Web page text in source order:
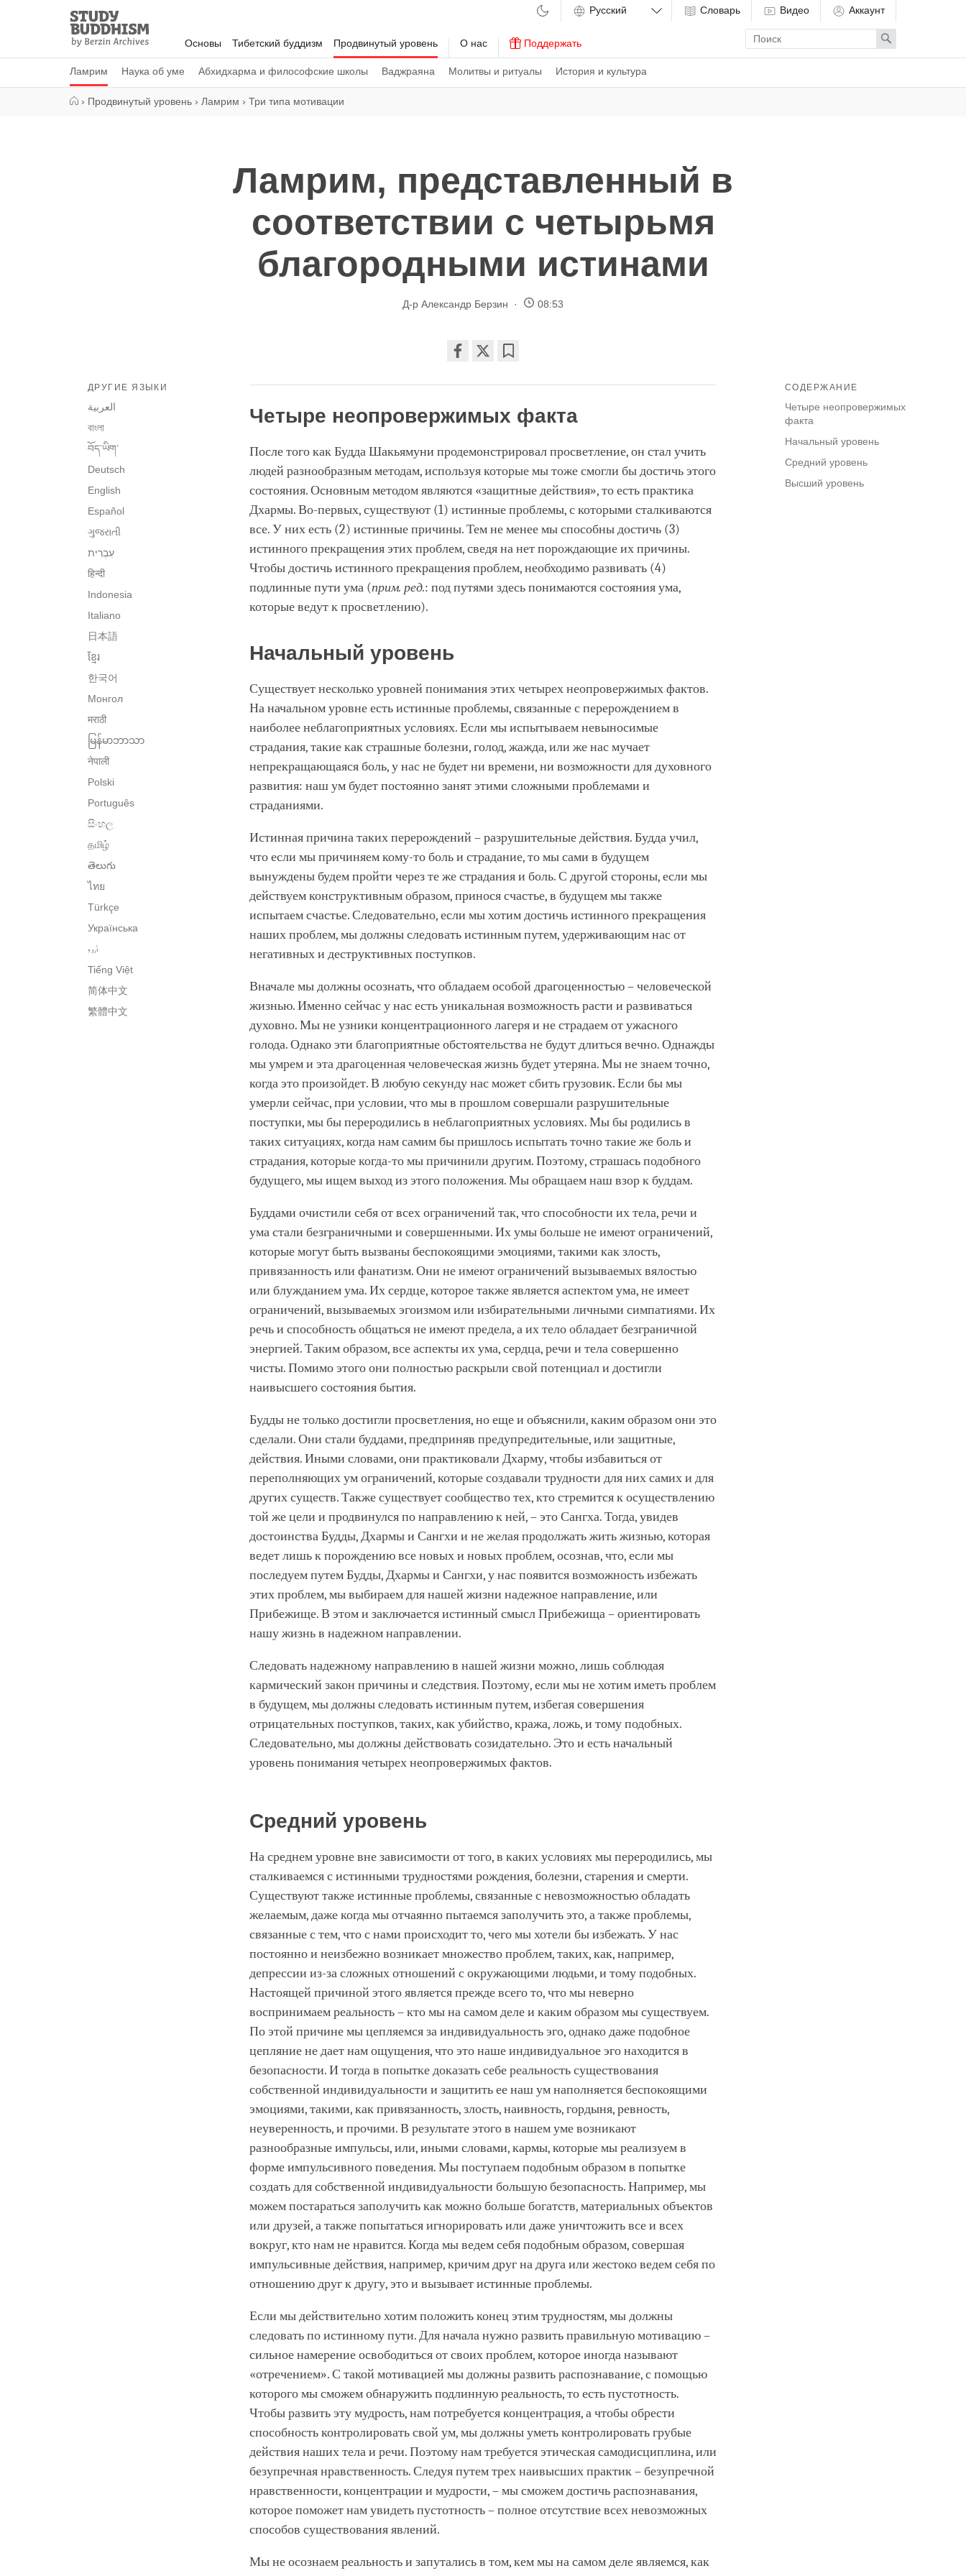
Study
Buddhism
Home
Основы Тибетский буддизм Продвинутый уровень
Ламрим Наука об уме Абхидхарма и философские школы Ваджраяна Молитвы и ритуалы История и культура
О нас Поддержать
Словарь Видео Аккаунт
Enter
search
term
Search
› Продвинутый уровень › Ламрим › Три типа мотивации
Ламрим, представленный в
соответствии с четырьмя
благородными истинами
Д-р Александр Берзин 08:53
on
facebook
СОДЕРЖАНИЕ
Четыре неопровержимых
факта
Начальный уровень
Средний уровень
Высший уровень
ДРУГИЕ ЯЗЫКИ
العربية
বাংলা
བོད་ཡིག་
Deutsch
English
Español
ગુજરાતી
हिन्दी
Indonesia
Italiano
日本語
ខ្មែរ
한국어
Монгол
मराठी
မြန်မာဘာသာ
नेपाली
Polski
Português
සිංහල
தமிழ்
తెలుగు
ไทย
Türkçe
Українська
اُردو
Tiếng Việt
简体中文
繁體中文
Четыре неопровержимых факта
После того как Будда Шакьямуни продемонстрировал просветление, он стал учить
людей разнообразным методам, используя которые мы тоже смогли бы достичь этого
состояния. Основным методом являются «защитные действия», то есть практика
Дхармы. Во-первых, существуют (1) истинные проблемы, с которыми сталкиваются
все. У них есть (2) истинные причины. Тем не менее мы способны достичь (3)
истинного прекращения этих проблем, сведя на нет порождающие их причины.
Чтобы достичь истинного прекращения проблем, необходимо развивать (4)
подлинные пути ума (прим. ред.: под путями здесь понимаются состояния ума,
которые ведут к просветлению).
Начальный уровень
Существует несколько уровней понимания этих четырех неопровержимых фактов.
На начальном уровне есть истинные проблемы, связанные с перерождением в
наиболее неблагоприятных условиях. Если мы испытываем невыносимые
страдания, такие как страшные болезни, голод, жажда, или же нас мучает
непрекращающаяся боль, у нас не будет ни времени, ни возможности для духовного
развития: наш ум будет постоянно занят этими сложными проблемами и
страданиями.
Истинная причина таких перерождений – разрушительные действия. Будда учил,
что если мы причиняем кому-то боль и страдание, то мы сами в будущем
вынуждены будем пройти через те же страдания и боль. С другой стороны, если мы
действуем конструктивным образом, принося счастье, в будущем мы также
испытаем счастье. Следовательно, если мы хотим достичь истинного прекращения
наших проблем, мы должны следовать истинным путем, удерживающим нас от
негативных и деструктивных поступков.
Вначале мы должны осознать, что обладаем особой драгоценностью – человеческой
жизнью. Именно сейчас у нас есть уникальная возможность расти и развиваться
духовно. Мы не узники концентрационного лагеря и не страдаем от ужасного
голода. Однако эти благоприятные обстоятельства не будут длиться вечно. Однажды
мы умрем и эта драгоценная человеческая жизнь будет утеряна. Мы не знаем точно,
когда это произойдет. В любую секунду нас может сбить грузовик. Если бы мы
умерли сейчас, при условии, что мы в прошлом совершали разрушительные
поступки, мы бы переродились в неблагоприятных условиях. Мы бы родились в
таких ситуациях, когда нам самим бы пришлось испытать точно такие же боль и
страдания, которые когда-то мы причинили другим. Поэтому, страшась подобного
будущего, мы ищем выход из этого положения. Мы обращаем наш взор к буддам.
Буддами очистили себя от всех ограничений так, что способности их тела, речи и
ума стали безграничными и совершенными. Их умы больше не имеют ограничений,
которые могут быть вызваны беспокоящими эмоциями, такими как злость,
привязанность или фанатизм. Они не имеют ограничений вызываемых вялостью
или блужданием ума. Их сердце, которое также является аспектом ума, не имеет
ограничений, вызываемых эгоизмом или избирательными личными симпатиями. Их
речь и способность общаться не имеют предела, а их тело обладает безграничной
энергией. Таким образом, все аспекты их ума, сердца, речи и тела совершенно
чисты. Помимо этого они полностью раскрыли свой потенциал и достигли
наивысшего состояния бытия.
Будды не только достигли просветления, но еще и объяснили, каким образом они это
сделали. Они стали буддами, предприняв предупредительные, или защитные,
действия. Иными словами, они практиковали Дхарму, чтобы избавиться от
переполняющих ум ограничений, которые создавали трудности для них самих и для
других существ. Также существует сообщество тех, кто стремится к осуществлению
той же цели и продвинулся по направлению к ней, – это Сангха. Тогда, увидев
достоинства Будды, Дхармы и Сангхи и не желая продолжать жить жизнью, которая
ведет лишь к порождению все новых и новых проблем, осознав, что, если мы
последуем путем Будды, Дхармы и Сангхи, у нас появится возможность избежать
этих проблем, мы выбираем для нашей жизни надежное направление, или
Прибежище. В этом и заключается истинный смысл Прибежища – ориентировать
нашу жизнь в надежном направлении.
Следовать надежному направлению в нашей жизни можно, лишь соблюдая
кармический закон причины и следствия. Поэтому, если мы не хотим иметь проблем
в будущем, мы должны следовать истинным путем, избегая совершения
отрицательных поступков, таких, как убийство, кража, ложь, и тому подобных.
Следовательно, мы должны действовать созидательно. Это и есть начальный
уровень понимания четырех неопровержимых фактов.
Средний уровень
На среднем уровне вне зависимости от того, в каких условиях мы переродились, мы
сталкиваемся с истинными трудностями рождения, болезни, старения и смерти.
Существуют также истинные проблемы, связанные с невозможностью обладать
желаемым, даже когда мы отчаянно пытаемся заполучить это, а также проблемы,
связанные с тем, что с нами происходит то, чего мы хотели бы избежать. У нас
постоянно и неизбежно возникает множество проблем, таких, как, например,
депрессии из-за сложных отношений с окружающими людьми, и тому подобных.
Настоящей причиной этого является прежде всего то, что мы неверно
воспринимаем реальность – кто мы на самом деле и каким образом мы существуем.
По этой причине мы цепляемся за индивидуальность эго, однако даже подобное
цепляние не дает нам ощущения, что это наше индивидуальное эго находится в
безопасности. И тогда в попытке доказать себе реальность существования
собственной индивидуальности и защитить ее наш ум наполняется беспокоящими
эмоциями, такими, как привязанность, злость, наивность, гордыня, ревность,
неуверенность, и прочими. В результате этого в нашем уме возникают
разнообразные импульсы, или, иными словами, кармы, которые мы реализуем в
форме импульсивного поведения. Мы поступаем подобным образом в попытке
создать для собственной индивидуальности большую безопасность. Например, мы
можем постараться заполучить как можно больше богатств, материальных объектов
или друзей, а также попытаться игнорировать или даже уничтожить все и всех
вокруг, кто нам не нравится. Когда мы ведем себя подобным образом, совершая
импульсивные действия, например, кричим друг на друга или жестоко ведем себя по
отношению друг к другу, это и вызывает истинные проблемы.
Если мы действительно хотим положить конец этим трудностям, мы должны
следовать по истинному пути. Для начала нужно развить правильную мотивацию –
сильное намерение освободиться от своих проблем, которое иногда называют
«отречением». С такой мотивацией мы должны развить распознавание, с помощью
которого мы сможем обнаружить подлинную реальность, то есть пустотность.
Чтобы развить эту мудрость, нам потребуется концентрация, а чтобы обрести
способность контролировать свой ум, мы должны уметь контролировать грубые
действия наших тела и речи. Поэтому нам требуется этическая самодисциплина, или
безупречная нравственность. Следуя путем трех наивысших практик – безупречной
нравственности, концентрации и мудрости, – мы сможем достичь распознавания,
которое поможет нам увидеть пустотность – полное отсутствие всех невозможных
способов существования явлений.
Мы не осознаем реальность и запутались в том, кем мы на самом деле являемся, как